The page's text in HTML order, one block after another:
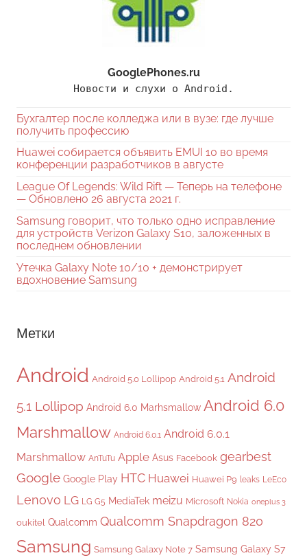
GooglePhones.ru
Новости и слухи о Android.
Бухгалтер после колледжа или в вузе: где лучше
получить профессию
Huawei собирается объявить EMUI 10 во время
конференции разработчиков в августе
League Of Legends: Wild Rift — Теперь на телефоне
— Обновлено 26 августа 2021 г.
Samsung говорит, что только одно исправление
для устройств Verizon Galaxy S10, заложенных в
последнем обновлении
Утечка Galaxy Note 10/10 + демонстрирует
вдохновение Samsung
Метки
Android Android 5.0 Lollipop Android 5.1 Android
5.1 Lollipop Android 6.0 Marhsmallow Android 6.0
Marshmallow Android 6.0.1 Android 6.0.1
Marshmallow AnTuTu Apple Asus Facebook gearbest
Google Google Play HTC Huawei Huawei P9 leaks LeEco
Lenovo LG LG G5 MediaTek meizu Microsoft Nokia oneplus 3
oukitel Qualcomm Qualcomm Snapdragon 820
Samsung Samsung Galaxy Note 7 Samsung Galaxy S7